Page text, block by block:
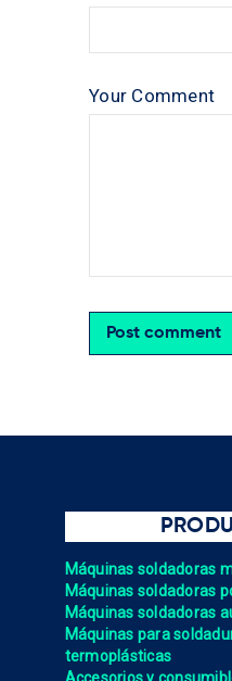
Your Comment
Post comment
Máquinas soldadoras
Máquinas soldadoras
Máquinas soldadoras
Máquinas para
termoplásticas